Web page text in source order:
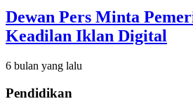
Dewan Pers Minta
Keadilan Iklan Digital
6 bulan yang lalu
Pendidikan